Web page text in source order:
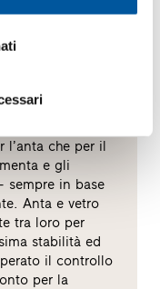
Sua finestra sia
l’anta che per il
e gli
sempre in base
Anta e vetro
tra loro per
stabilità ed
il controllo
per la